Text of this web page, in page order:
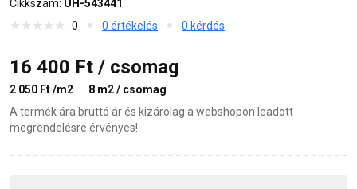
Cikkszám: UH-543441
0
0 értékelés 0 kérdés
16 400 Ft / csomag
2 050 Ft /m2
8 m2 / csomag
A termék ára bruttó ár és kizárólag a webshopon leadott
megrendelésre érvényes!